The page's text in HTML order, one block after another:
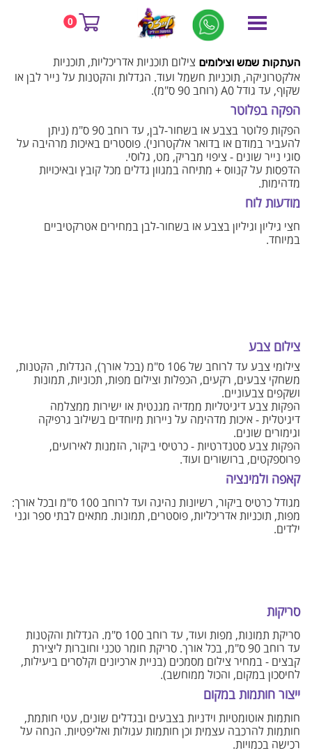
0 דף הבית בלוג הדפסה בפורמט רחב
הדפסה בפורמט רחב
העתקות שמש וצילומים צילום תוכניות אדריכליות, תוכניות
אלקטרוניקה, תוכניות חשמל ועוד. הגדלות והקטנות על נייר לבן או
שקוף, עד גודל A0 (רוחב 90 ס"מ).
הפקה בפלוטר
הפקות פלוטר בצבע או בשחור-לבן, עד רוחב 90 ס"מ (ניתן
להעביר במודם או בדואר אלקטרוני). פוסטרים באיכות מרהיבה על
סוגי נייר שונים - ציפוי מבריק, מט, גלוסי.
הדפסות על קנווס + מתיחה במגוון גדלים מכל קובץ ובאיכויות
מדהימות.
מודעות לוח
חצי גיליון וגיליון בצבע או בשחור-לבן במחירים אטרקטיביים
במיוחד.
צילום צבע
צילומי צבע עד לרוחב של 106 ס"מ (בכל אורך), הגדלות, הקטנות,
משחקי צבעים, רקעים, הכפלות וצילום מפות, תכוניות, תמונות
ושקפים צבעוניים.
הפקות צבע דיגיטליות ממדיה מגנטית או ישירות ממצלמה
דיגיטלית - איכות מדהימה על ניירות מיוחדים בשילוב גרפיקה
וגימורים שונים.
הפקות צבע סטנדרטיות - כרטיסי ביקור, הזמנות לאירועים,
פרוספקטים, ברושורים ועוד.
קאפה ולמינציה
מגודל כרטיס ביקור, רשיונות נהיגה ועד לרוחב 100 ס"מ ובכל אורך:
מפות, תוכניות אדריכליות, פוסטרים, תמונות. מתאים לבתי ספר וגני
ילדים.
סריקות
סריקת תמונות, מפות ועוד, עד רוחב 100 ס"מ. הגדלות והקטנות
עד רוחב 90 ס"מ, בכל אורך. סריקת חומר טכני וחוברות ליצירת
קבצים - במחיר צילום מסמכים (בניית ארכיונים וקלסרים ביעילות,
לחיסכון במקום, והכול ממוחשב).
ייצור חותמות במקום
חותמות אוטומטיות וידניות בצבעים ובגדלים שונים, עטי חותמת,
חותמות להרכבה עצמית וכן חותמות עגולות ואליפטיות. הנחה על
רכישה בכמויות.